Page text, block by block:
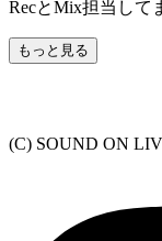
RecとMix担当して
もっと見る
(C) SOUND ON